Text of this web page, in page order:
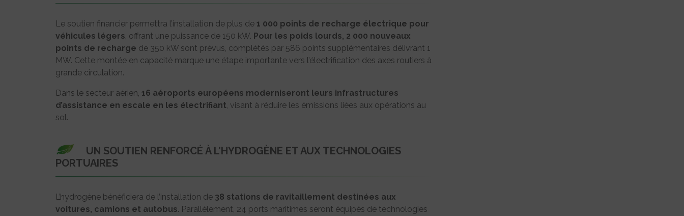
Le soutien financier permettra l’installation de plus de 1 000 points de recharge électrique pour
véhicules légers, offrant une puissance de 150 kW. Pour les poids lourds, 2 000 nouveaux
points de recharge de 350 kW sont prévus, complétés par 586 points supplémentaires délivrant 1
MW. Cette montée en capacité marque une étape importante vers l’électrification des axes routiers à
grande circulation.
Dans le secteur aérien, 16 aéroports européens moderniseront leurs infrastructures
d’assistance en escale en les électrifiant, visant à réduire les émissions liées aux opérations au
sol.
UN SOUTIEN RENFORCÉ À L’HYDROGÈNE ET AUX TECHNOLOGIES
PORTUAIRES
L’hydrogène bénéficiera de l’installation de 38 stations de ravitaillement destinées aux
voitures, camions et autobus. Parallèlement, 24 ports maritimes seront équipés de technologies